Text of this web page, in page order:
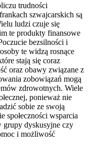
trudności
szwajcarskich są
ludzi czuje się
te produkty finansowe
bezsilności i
te widzą rosnące
stają się coraz
oraz obawy związane z
zobowiązań mogą
zdrowotnych. Wiele
ponieważ nie
sobie ze swoją
społeczności wsparcia
grupy dyskusyjne czy
i możliwość